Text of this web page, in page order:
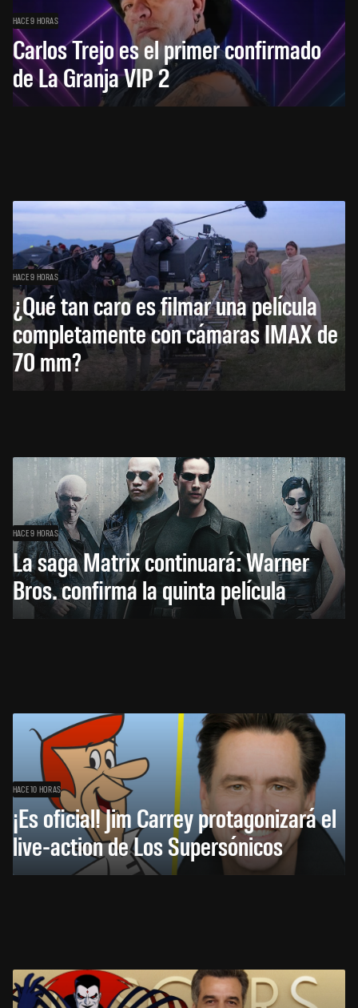
HACE 9 HORAS
Carlos Trejo es el primer confirmado
de La Granja VIP 2
HACE 9 HORAS
¿Qué tan caro es filmar una película
completamente con cámaras IMAX de
70 mm?
HACE 9 HORAS
La saga Matrix continuará: Warner
Bros. confirma la quinta película
HACE 10 HORAS
¡Es oficial! Jim Carrey protagonizará el
live-action de Los Supersónicos